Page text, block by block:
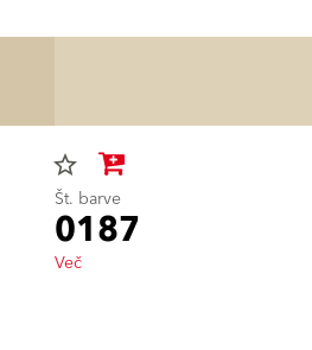
star_border
Št. barve
0187
Več